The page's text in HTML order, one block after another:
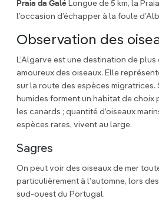
Praia da Galé Longue de 5 km, la
l’occasion d’échapper à la foule
Observation des
L’Algarve est une destination de
amoureux des oiseaux. Elle
sur la route des espèces migratrices.
humides forment un habitat de choix
les canards ; quantité d’oiseaux
espèces rares, vivent au large.
Sagres
On peut voir des oiseaux de mer
particulièrement à l’automne, lors
sud-ouest du Portugal.